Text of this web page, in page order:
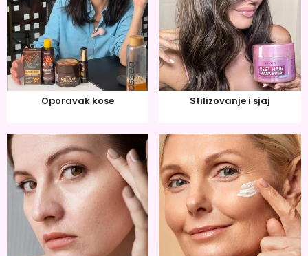
Oporavak kose Stilizovanje i sjaj